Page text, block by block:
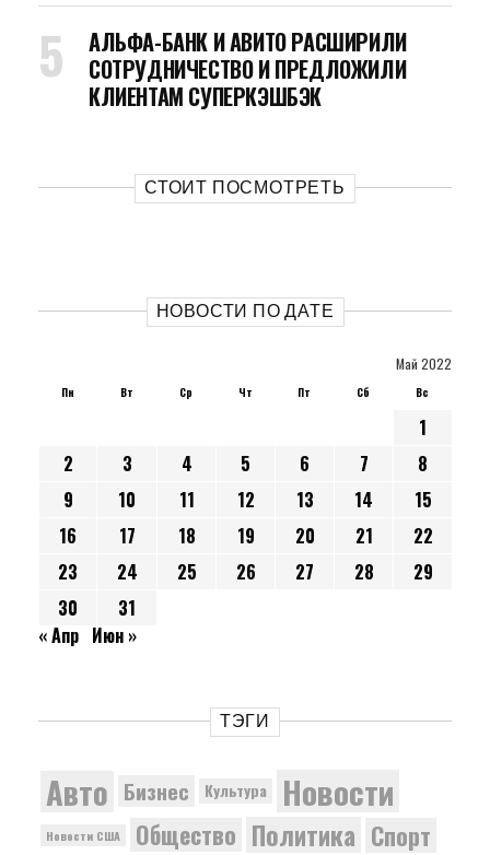
АЛЬФА-БАНК И АВИТО РАСШИРИЛИ
СОТРУДНИЧЕСТВО И ПРЕДЛОЖИЛИ
КЛИЕНТАМ СУПЕРКЭШБЭК
СТОИТ ПОСМОТРЕТЬ
НОВОСТИ ПО ДАТЕ
Май 2022
Пн Вт Ср Чт Пт Сб Вс
1
2
3 4 5 6 7
8
9
10 11 12 13 14
15
16
17 18 19 20 21
22
23
24 25 26 27 28
29
30
31
« Апр Июн »
ТЭГИ
Авто Бизнес Культура Новости
Новости США Общество Политика Спорт